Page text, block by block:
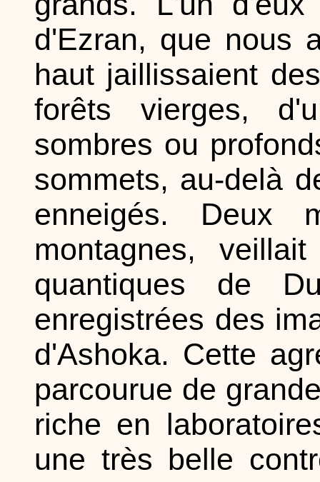
d'Ezran, que nous
haut jaillissaient
forêts vierges,
sombres ou
sommets, au-delà
enneigés. Deux
montagnes,
quantiques de
enregistrées des
d'Ashoka. Cette
parcourue de
riche en
une très belle